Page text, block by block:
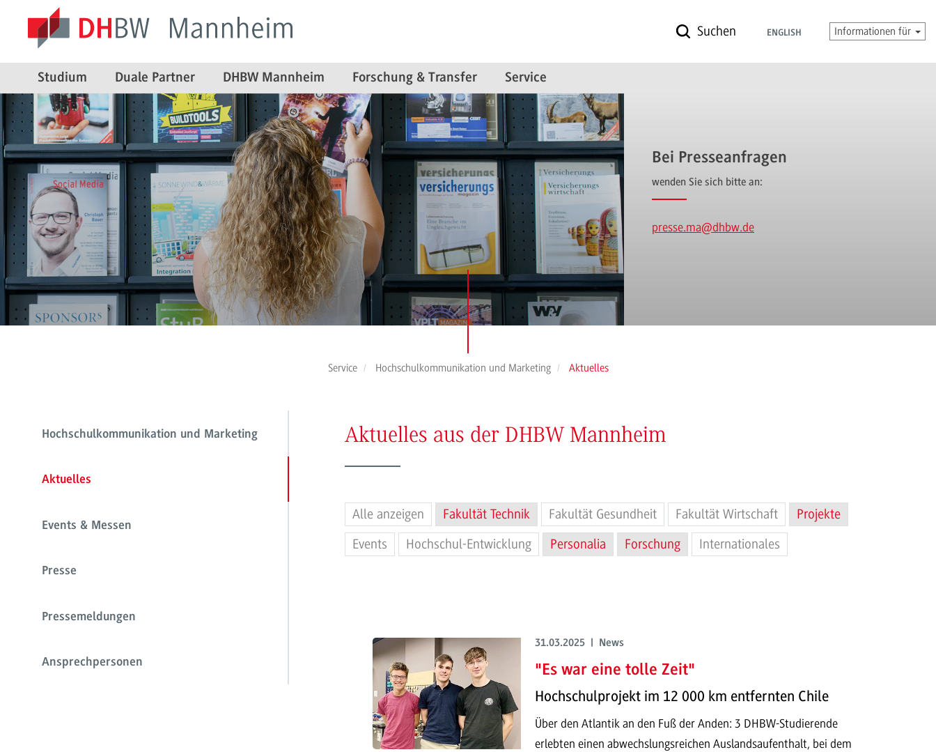
Suchen ENGLISH Informationen für
Studium Duale Partner DHBW Mannheim Forschung & Transfer Service
Bei Presseanfragen
wenden Sie sich bitte an:
presse.ma@dhbw.de
Service Hochschulkommunikation und Marketing Aktuelles
Hochschulkommunikation und Marketing
Aktuelles
Events & Messen
Presse
Pressemeldungen
Ansprechpersonen
Aktuelles aus der DHBW Mannheim
Alle anzeigen Fakultät Technik Fakultät Gesundheit Fakultät Wirtschaft
Projekte
Events
Hochschul-Entwicklung Personalia Forschung Internationales
31.03.2025 | News
"Es war eine tolle Zeit"
Hochschulprojekt im 12 000 km entfernten Chile
Über den Atlantik an den Fuß der Anden: 3 DHBW-Studierende
erlebten einen abwechslungsreichen Auslandsaufenthalt, bei dem